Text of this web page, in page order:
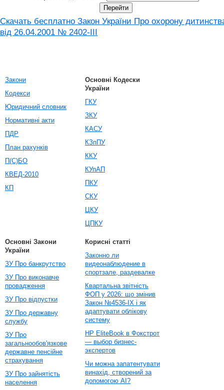
Скачать бесплатно Закон України Про охорону
від 26.04.2001 № 2402-III
Закони
Кодекси
Юридичний словник
Нормативні акти
ПДР
План рахунків
П(С)БО
КВЕД-2010
КП
Основні Кодески
України
ГКУ
ЗКУ
КАСУ
КЗпПУ
ККУ
КУпАП
ПКУ
СКУ
ЦКУ
ЦПКУ
Основні Закони
України
ЗУ Про банкрутство
ЗУ Про виконавче
провадження
ЗУ Про відпустки
ЗУ Про державну
службу
ЗУ Про
загальнообов'язкове
державне пенсійне
страхування
ЗУ Про зайнятість
населення
Корисні статті
Законно ли
видеонаблюдение в
спортзале, раздевалке
Квартальна звітність
ФОП у 2026: що змінив
Закон №4536-IX і як
адаптувати облікову
систему
HP EliteBook в Фокстрот
— выбор бизнес-
экспертов
Чи можна запатентувати
винахід, створений за
допомогою AI?